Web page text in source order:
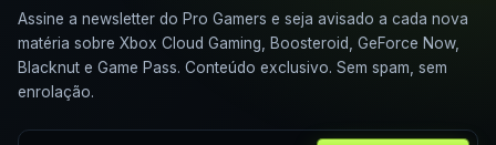
Assine a newsletter do Pro Gamers e seja avisado a cada nova
matéria sobre Xbox Cloud Gaming, Boosteroid, GeForce Now,
Blacknut e Game Pass. Conteúdo exclusivo. Sem spam, sem
enrolação.